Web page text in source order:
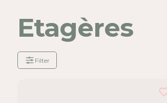
Etagères
Filter